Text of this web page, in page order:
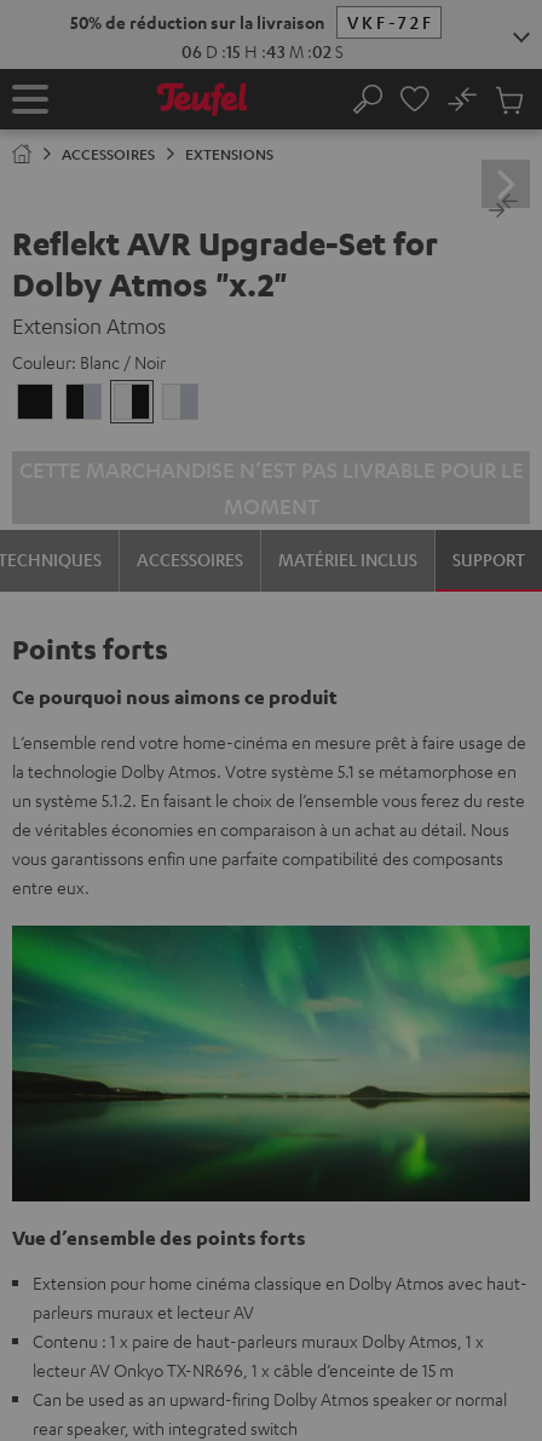
50% de réduction sur
Page
Rechercher
No
panier
ACCESSOIRES EXTENSIONS
Reflekt AVR Upgrade-Set for
Dolby Atmos "x.2"
Extension Atmos
Couleur: Blanc / Noir
/
ACCESSOIRES MATÉRIEL INCLUS SUPPORT
Points forts
Ce pourquoi nous aimons ce produit
L’ensemble rend votre home-cinéma en mesure prêt à faire usage de
la technologie Dolby Atmos. Votre système 5.1 se métamorphose en
un système 5.1.2. En faisant le choix de l’ensemble vous ferez du reste
de véritables économies en comparaison à un achat au détail. Nous
vous garantissons enfin une parfaite compatibilité des composants
entre eux.
Vue d’ensemble des points forts
Extension pour home cinéma classique en Dolby Atmos avec haut-
parleurs muraux et lecteur AV
Contenu : 1 x paire de haut-parleurs muraux Dolby Atmos, 1 x
lecteur AV Onkyo TX-NR696, 1 x câble d’enceinte de 15 m
Can be used as an upward-firing Dolby Atmos speaker or normal
rear speaker, with integrated switch